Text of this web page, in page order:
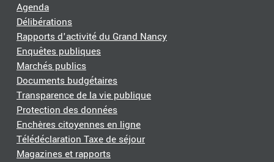
Agenda
Délibérations
Rapports d'activité du Grand Nancy
Enquêtes publiques
Marchés publics
Documents budgétaires
Transparence de la vie publique
Protection des données
Enchères citoyennes en ligne
Télédéclaration Taxe de séjour
Magazines et rapports